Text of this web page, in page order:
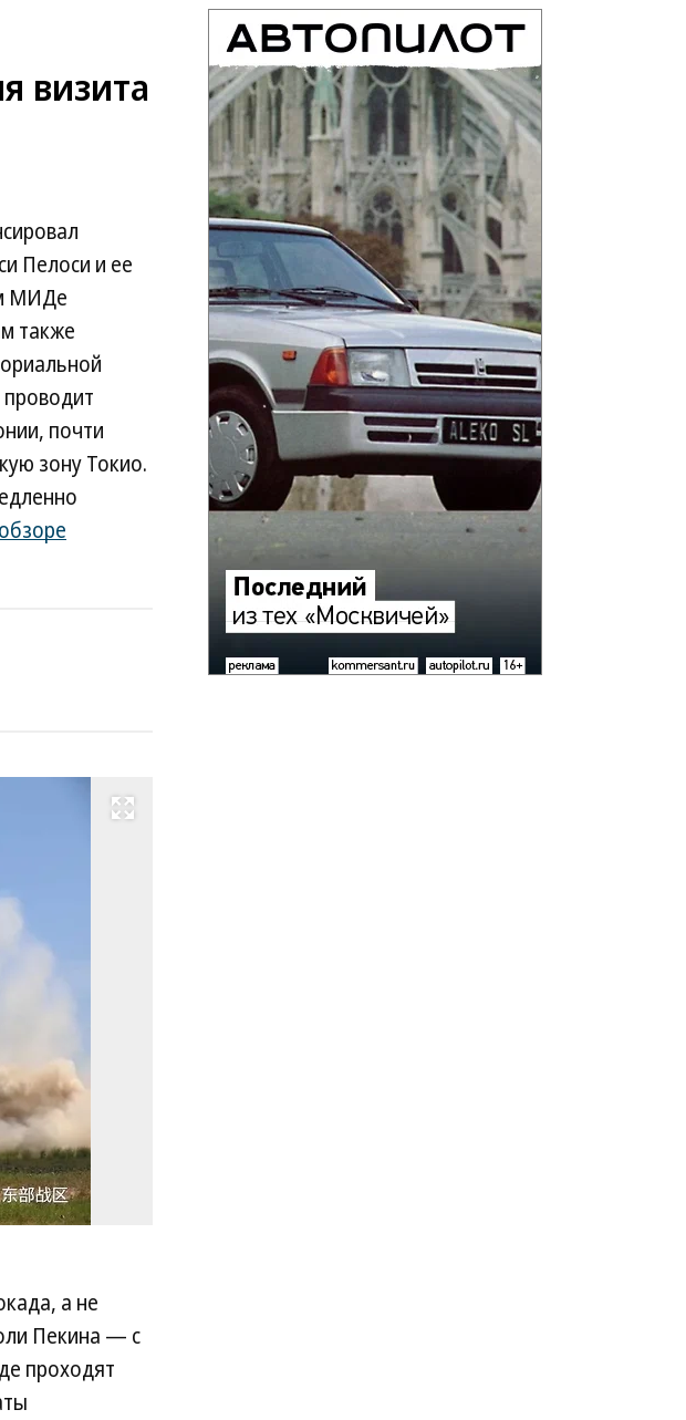
визита
Пелоси и ее
МИДе
также
проводит
почти
зону Токио.
Развернуть на весь экран
а не
Пекина — с
проходят